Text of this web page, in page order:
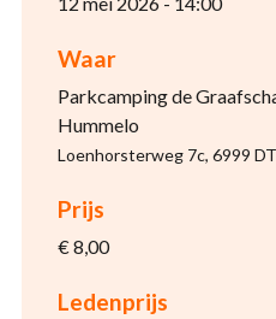
Waar
Parkcamping de
Hummelo
Loenhorsterweg 7c, 6999
Prijs
€ 8,00
Ledenprijs